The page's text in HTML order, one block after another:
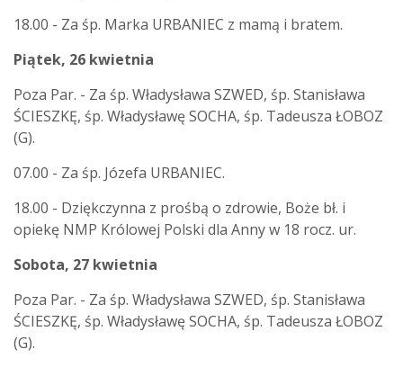
18.00 - Za śp. Marka URBANIEC z mamą i bratem.
Piątek, 26 kwietnia
Poza Par. - Za śp. Władysława SZWED, śp. Stanisława
ŚCIESZKĘ, śp. Władysławę SOCHA, śp. Tadeusza ŁOBOZ
(G).
07.00 - Za śp. Józefa URBANIEC.
18.00 - Dziękczynna z prośbą o zdrowie, Boże bł. i
opiekę NMP Królowej Polski dla Anny w 18 rocz. ur.
Sobota, 27 kwietnia
Poza Par. - Za śp. Władysława SZWED, śp. Stanisława
ŚCIESZKĘ, śp. Władysławę SOCHA, śp. Tadeusza ŁOBOZ
(G).